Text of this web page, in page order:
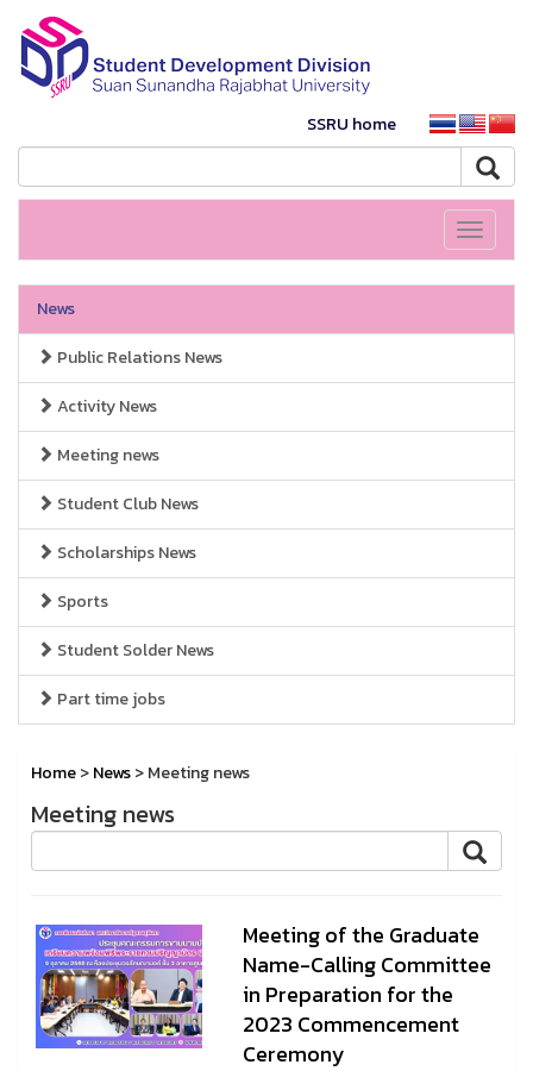
SSRU home
Toggle
News
Public Relations News
Activity News
Meeting news
Student Club News
Scholarships News
Sports
Student Solder News
Part time jobs
Home>News> Meeting news
Meeting news
Meeting of the Graduate
Name-Calling Committee
in Preparation for the
2023 Commencement
Ceremony